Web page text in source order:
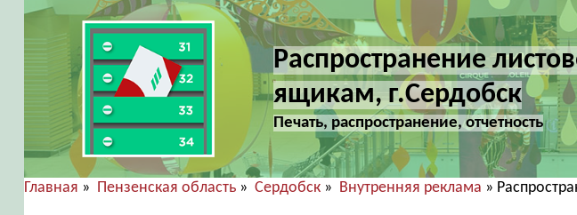
Распространение
ящикам, г.Сердобск
Печать, распространение, отчетность
Главная » Пензенская область» Сердобск» Внутренняя реклама »